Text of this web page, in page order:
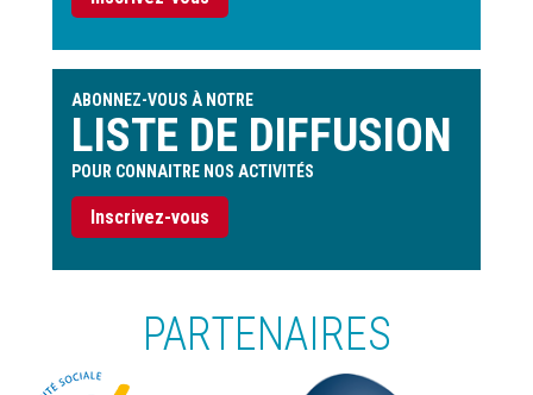
ABONNEZ-VOUS À NOTRE
LISTE DE DIFFUSION
POUR CONNAITRE NOS ACTIVITÉS
Inscrivez-vous
PARTENAIRES